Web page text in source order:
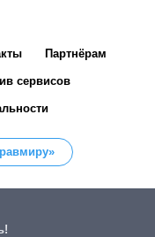
Партнёрам
сервисов